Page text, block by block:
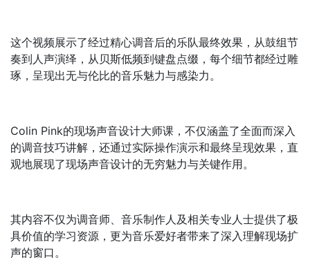
这个视频展示了经过精心调音后的乐队最终效果，从鼓组节
奏到人声演绎，从贝斯低频到键盘点缀，每个细节都经过雕
琢，呈现出无与伦比的音乐魅力与感染力。
Colin Pink的现场声音设计大师课，不仅涵盖了全面而深入
的调音技巧讲解，还通过实际操作演示和最终呈现效果，直
观地展现了现场声音设计的无穷魅力与关键作用。
其内容不仅为调音师、音乐制作人及相关专业人士提供了极
具价值的学习资源，更为音乐爱好者带来了深入理解现场扩
声的窗口。